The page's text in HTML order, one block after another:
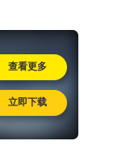
查看更多
立即下载